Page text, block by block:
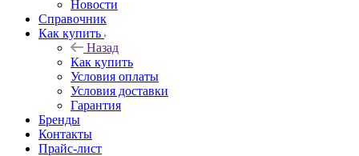
Новости
Справочник
Как купить
Назад
Как купить
Условия оплаты
Условия доставки
Гарантия
Бренды
Контакты
Прайс-лист